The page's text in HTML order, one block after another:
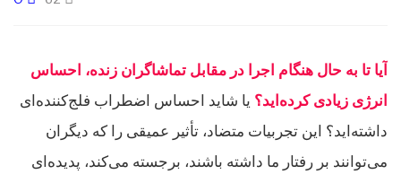
آیا تا به حال هنگام اجرا در مقابل تماشاگران زنده، احساس
انرژی زیادی کرده‌اید؟ یا شاید احساس اضطراب فلج‌کننده‌ای
داشته‌اید؟ این تجربیات متضاد، تأثیر عمیقی را که دیگران
می‌توانند بر رفتار ما داشته باشند، برجسته می‌کند، پدیده‌ای